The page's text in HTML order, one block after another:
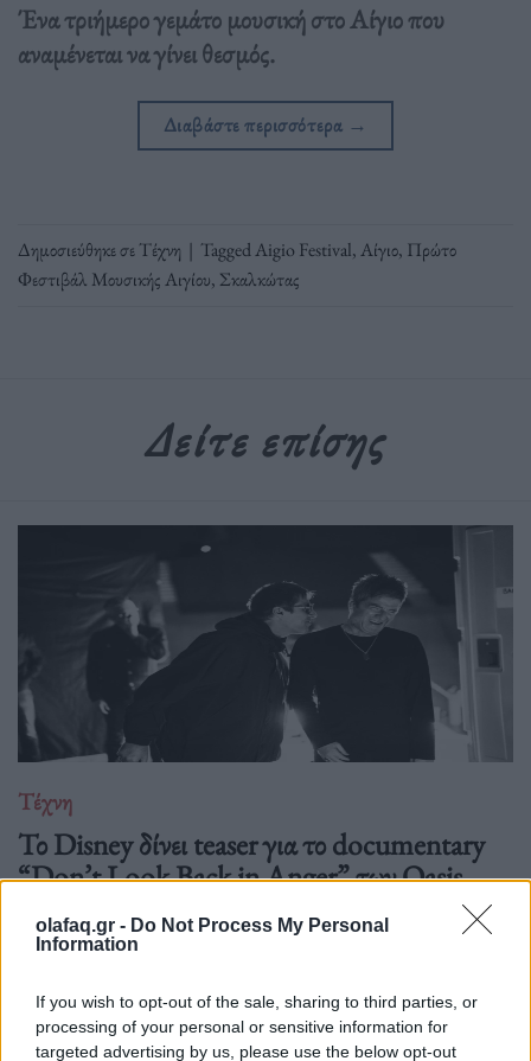
olafaq.gr - Do Not Process My Personal
Information
If you wish to opt-out of the sale, sharing to third parties, or
processing of your personal or sensitive information for
targeted advertising by us, please use the below opt-out
Ένα τριήμερο γεμάτο μουσική στο Αίγιο που
αναμένεται να γίνει θεσμός.
Διαβάστε περισσότερα →
Δημοσιεύθηκε σεΤέχνη | TaggedAigio Festival,Αίγιο, Πρώτο
Φεστιβάλ Μουσικής Αιγίου, Σκαλκώτας
Δείτε επίσης
Τέχνη
Το Disney δίνει teaser για το documentary
“Don’t Look Back in Anger” των Oasis
07.07.26
των Oasis και την sold-out περιοδεία “Oasis Live